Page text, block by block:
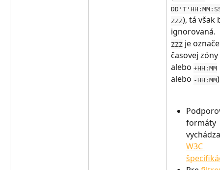
ZZZ), tá však
ignorovaná.
ZZZ je
časovej zóny
alebo +HH:MM
alebo -HH:MM
formáty
W3C